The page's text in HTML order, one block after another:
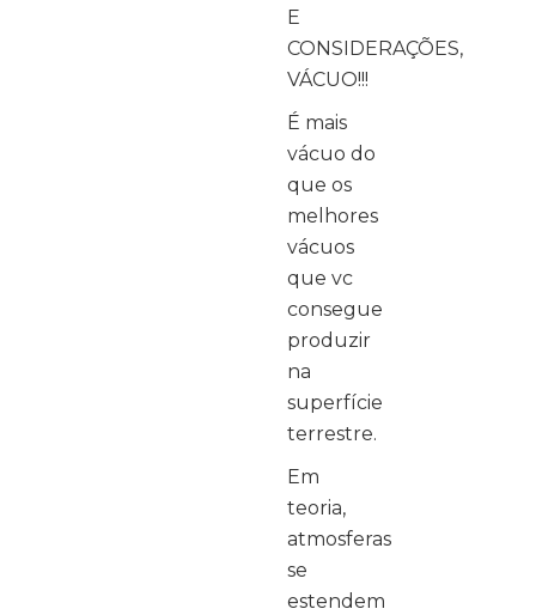
E
CONSIDERAÇÕES,
VÁCUO!!!
É mais
vácuo do
que os
melhores
vácuos
que vc
consegue
produzir
na
superfície
terrestre.
Em
teoria,
atmosferas
se
estendem